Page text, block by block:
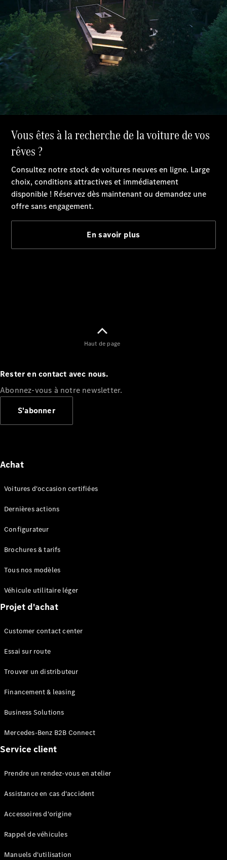
Configurateur
Mercedes-
Benz Store
Coupé
Coupés
CLE Coupé
Mercedes-
AMG GT
Coupé
Mercedes-
AMG GT
Coupé 4
Portes
Nouveau
Électrique
Configurateur
CLE
Cabriolet
Mercedes-
AMG SL
Series
Configurateur
Benz Store
VLE Électrique
Mercedes-
Monospace
Tous les
Classe V
Configurateur
Benz Store
Haut de page
Rester en contact avec nous.
Abonnez-vous à notre newsletter.
S'abonner
Achat
Voitures d'occasion certifiées
Dernières actions
Configurateur
Brochures & tarifs
Tous nos modèles
Véhicule utilitaire léger
Projet d'achat
Customer contact center
Essai sur route
Trouver un distributeur
Financement & leasing
Business Solutions
Mercedes-Benz B2B Connect
Service client
Prendre un rendez-vous en atelier
Assistance en cas d'accident
Accessoires d'origine
Rappel de véhicules
Manuels d'utilisation